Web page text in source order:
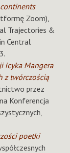
Zoom),
Trajectories &
Central
Icyka Mangera
z twórczością
przez
Konferencja
poetki